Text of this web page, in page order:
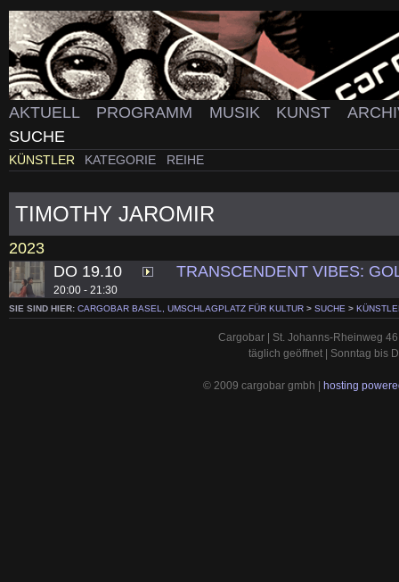
AKTUELL PROGRAMM MUSIK KUNST
SUCHE
KÜNSTLER KATEGORIE REIHE
TIMOTHY JAROMIR
2023
DO 19.10
20:00 - 21:30
TRANSCENDENT VIBES:
SIE SIND HIER: CARGOBAR BASEL, UMSCHLAGPLATZ FÜR KULTUR > SUCHE >
Cargobar | St. Johanns-Rheinweg
täglich geöffnet | Sonntag bis
© 2009 cargobar gmbh | hosting